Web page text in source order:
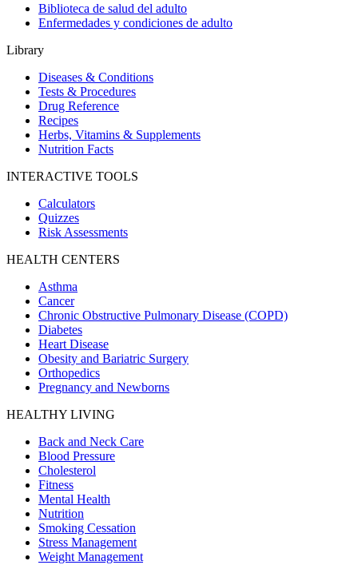
Biblioteca de salud del adulto
Enfermedades y condiciones de adulto
Library
Diseases & Conditions
Tests & Procedures
Drug Reference
Recipes
Herbs, Vitamins & Supplements
Nutrition Facts
INTERACTIVE TOOLS
Calculators
Quizzes
Risk Assessments
HEALTH CENTERS
Asthma
Cancer
Chronic Obstructive Pulmonary Disease (COPD)
Diabetes
Heart Disease
Obesity and Bariatric Surgery
Orthopedics
Pregnancy and Newborns
HEALTHY LIVING
Back and Neck Care
Blood Pressure
Cholesterol
Fitness
Mental Health
Nutrition
Smoking Cessation
Stress Management
Weight Management